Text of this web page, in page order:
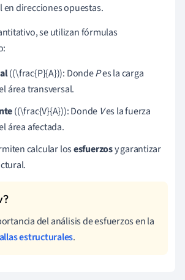
en direcciones opuestas.
se utilizan fórmulas
((\frac{P}{A})): DondePes la carga
área transversal.
((\frac{V}{A})): Donde Ves la fuerza
área afectada.
calcular losesfuerzosy garantizar
del análisis de esfuerzos en la
estructurales.